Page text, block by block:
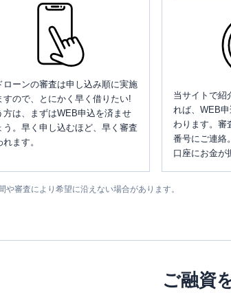
ローンの審査は申し込み順に実施
すので、とにかく早く借りたい!
方は、まずはWEB申込を済ませ
う。早く申し込むほど、早く審査
ます。
当サイトで紹
れば、WEB
わります。審
番号にご連絡
口座にお金が
や審査により希望に沿えない場合があります。
ご融資